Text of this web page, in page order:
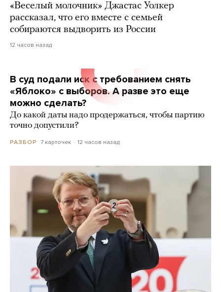
«Веселый молочник» Джастас Уолкер
рассказал, что его вместе с семьей
собираются выдворить из России
12 часов назад
В суд подали иск с требованием снять
«Яблоко» с выборов. А разве это еще
можно сделать?
До какой даты надо продержаться, чтобы партию
точно допустили?
РАЗБОР 7 карточек 12 часов назад